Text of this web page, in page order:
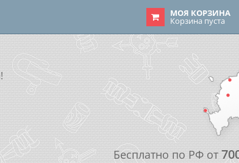
МОЯ КОРЗИНА
Корзина пуста
Бесплатно по РФ от